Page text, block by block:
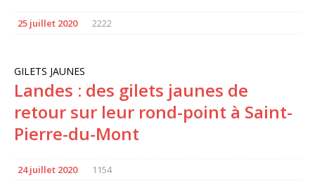
25 juillet 2020 2222
GILETS JAUNES
Landes : des gilets jaunes de
retour sur leur rond-point à Saint-
Pierre-du-Mont
24 juillet 2020 1154